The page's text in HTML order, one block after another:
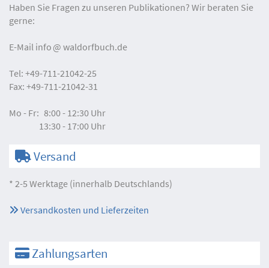
Haben Sie Fragen zu unseren Publikationen? Wir beraten Sie
gerne:
E-Mail info waldorfbuch.de
Tel: +49-711-21042-25
Fax: +49-711-21042-31
Mo - Fr: 8:00 - 12:30 Uhr
13:30 - 17:00 Uhr
Versand
* 2-5 Werktage (innerhalb Deutschlands)
Versandkosten und Lieferzeiten
Zahlungsarten